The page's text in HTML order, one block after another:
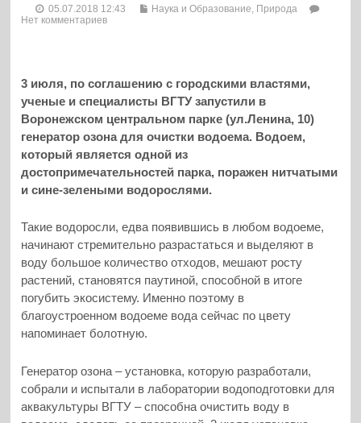
05.07.2018 12:43 Наука и Образование Природа
Нет комментариев
3 июля, по соглашению с городскими властями,
ученые и специалисты ВГТУ запустили в
Воронежском центральном парке (ул.Ленина, 10)
генератор озона для очистки водоема. Водоем,
который является одной из
достопримечательностей парка, поражен нитчатыми
и сине-зелеными водорослями.
Такие водоросли, едва появившись в любом водоеме,
начинают стремительно разрастаться и выделяют в
воду большое количество отходов, мешают росту
растений, становятся паутиной, способной в итоге
погубить экосистему. Именно поэтому в
благоустроенном водоеме вода сейчас по цвету
напоминает болотную.
Генератор озона – установка, которую разработали,
собрали и испытали в лаборатории водоподготовки для
аквакультуры ВГТУ – способна очистить воду в